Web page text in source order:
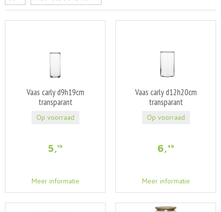
Vaas carly d9h19cm
transparant
5,19
Meer informatie
Op voorraad
Vaas carly d12h20cm
transparant
6,49
Meer informatie
Op voorraad